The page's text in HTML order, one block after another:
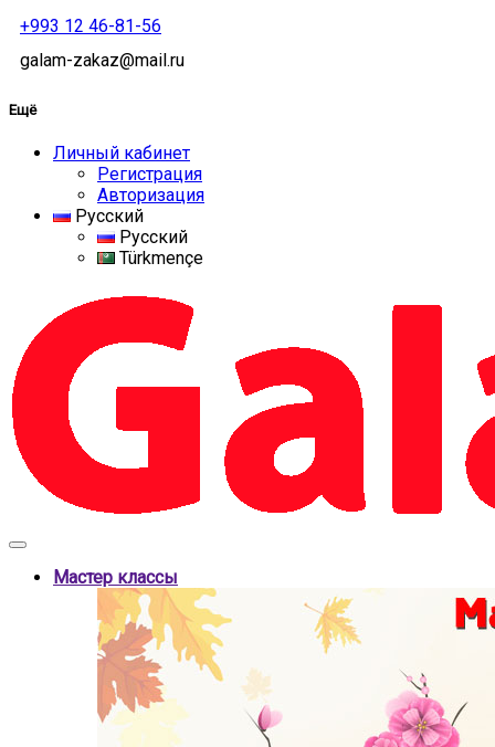
+993 12 46-81-56
galam-zakaz@mail.ru
Ещё
Личный кабинет
Регистрация
Авторизация
Русский
Русский
Türkmençe
Мастер классы